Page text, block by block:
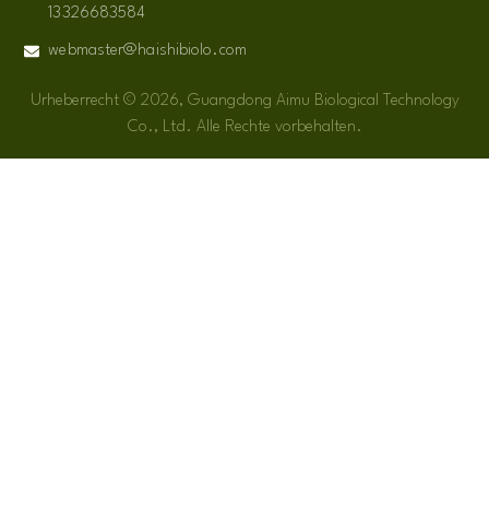
13326683584
webmaster@haishibiolo.com
Urheberrecht © 2026, Guangdong Aimu Biological Technology
Co., Ltd. Alle Rechte vorbehalten.